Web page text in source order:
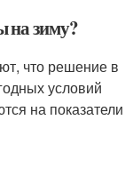
на зиму?
что решение в
условий
на показатели